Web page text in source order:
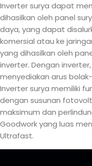
Inverter surya dapat
dihasilkan oleh panel
daya, yang dapat
komersial atau ke
yang dihasilkan oleh
inverter. Dengan
menyediakan arus
Inverter surya memiliki
dengan susunan
maksimum dan
Goodwork yang luas
Ultrafast.